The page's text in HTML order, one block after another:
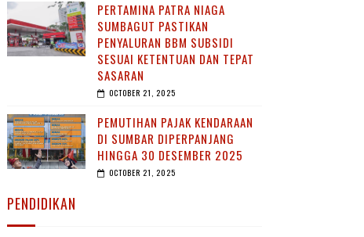
PERTAMINA PATRA NIAGA
SUMBAGUT PASTIKAN
PENYALURAN BBM SUBSIDI
SESUAI KETENTUAN DAN TEPAT
SASARAN
OCTOBER 21, 2025
PEMUTIHAN PAJAK KENDARAAN
DI SUMBAR DIPERPANJANG
HINGGA 30 DESEMBER 2025
OCTOBER 21, 2025
PENDIDIKAN